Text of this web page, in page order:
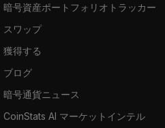
暗号資産ポートフォリオトラッカー
スワップ
獲得する
ブログ
暗号通貨ニュース
CoinStats AI マーケットインテル